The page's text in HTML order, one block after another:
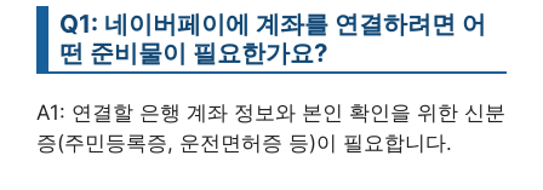
Q1: 네이버페이에 계좌를 연결하려면 어
떤 준비물이 필요한가요?
A1: 연결할 은행 계좌 정보와 본인 확인을 위한 신분
증(주민등록증, 운전면허증 등)이 필요합니다.